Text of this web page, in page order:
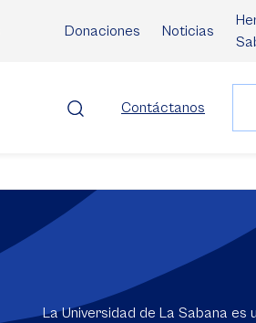
Donaciones Noticias
Contáctanos
La Universidad de La Sabana